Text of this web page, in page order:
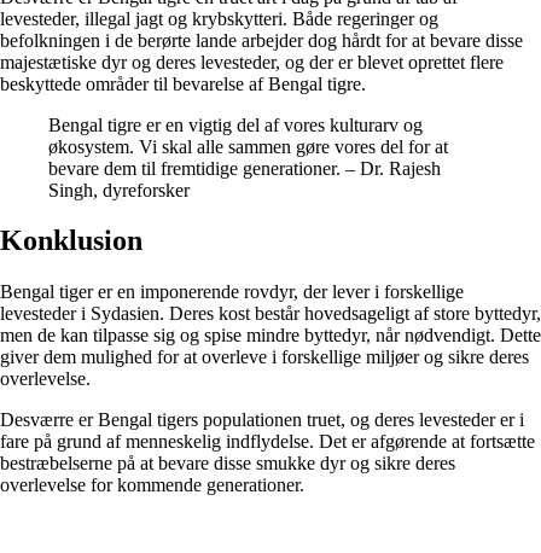
levesteder, illegal jagt og krybskytteri. Både regeringer og
befolkningen i de berørte lande arbejder dog hårdt for at bevare disse
majestætiske dyr og deres levesteder, og der er blevet oprettet flere
beskyttede områder til bevarelse af Bengal tigre.
Bengal tigre er en vigtig del af vores kulturarv og
økosystem. Vi skal alle sammen gøre vores del for at
bevare dem til fremtidige generationer. – Dr. Rajesh
Singh, dyreforsker
Konklusion
Bengal tiger er en imponerende rovdyr, der lever i forskellige
levesteder i Sydasien. Deres kost består hovedsageligt af store byttedyr,
men de kan tilpasse sig og spise mindre byttedyr, når nødvendigt. Dette
giver dem mulighed for at overleve i forskellige miljøer og sikre deres
overlevelse.
Desværre er Bengal tigers populationen truet, og deres levesteder er i
fare på grund af menneskelig indflydelse. Det er afgørende at fortsætte
bestræbelserne på at bevare disse smukke dyr og sikre deres
overlevelse for kommende generationer.